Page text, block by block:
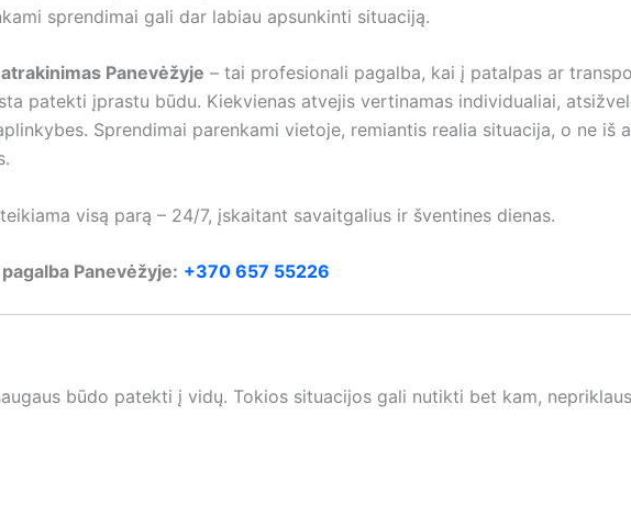
sprendimai gali dar labiau apsunkinti situaciją.
Panevėžyje – tai profesionali pagalba, kai į patalpas ar
patekti įprastu būdu. Kiekvienas atvejis vertinamas individualiai,
Sprendimai parenkami vietoje, remiantis realia situacija, o ne iš
visą parą – 24/7, įskaitant savaitgalius ir šventines dienas.
Panevėžyje: +370 657 55226
būdo patekti į vidų. Tokios situacijos gali nutikti bet kam,